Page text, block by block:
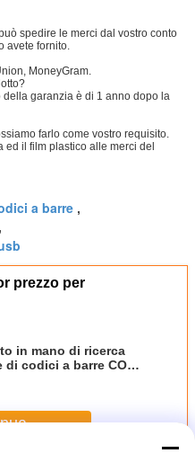
spedire le merci dal vostro conto
avete fornito.
MoneyGram.
della garanzia è di 1 anno dopo la
farlo come vostro requisito.
ed il film plastico alle merci del
a barre ,
,
prezzo per
in mano di ricerca
codici a barre COMS